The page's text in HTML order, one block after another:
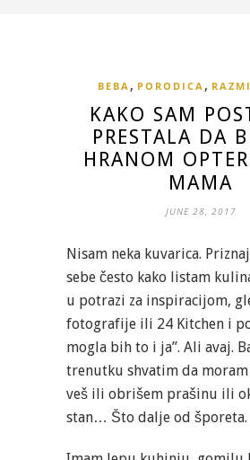
BEBA , PORODICA ,
KAKO SAM
PRESTALA DA
HRANOM
MAMA
JUNE 28, 2017
Nisam neka kuvarica.
sebe često kako listam
u potrazi za inspiracijom,
fotografije ili 24 Kitchen i
mogla bih to i ja”. Ali avaj.
trenutku shvatim da
veš ili obrišem prašinu ili
stan… Što dalje od šporeta.